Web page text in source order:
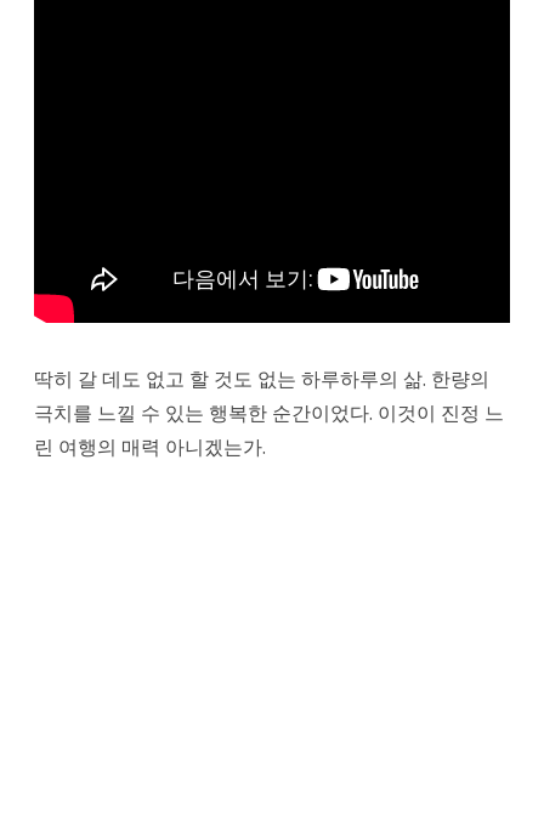
딱히 갈 데도 없고 할 것도 없는 하루하루의 삶. 한량의
극치를 느낄 수 있는 행복한 순간이었다. 이것이 진정 느
린 여행의 매력 아니겠는가.